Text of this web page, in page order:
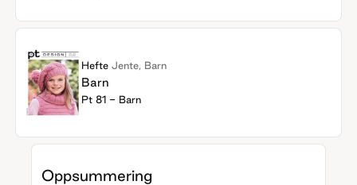
Hefte Jente, Barn
Barn
Pt 81 - Barn
Oppsummering